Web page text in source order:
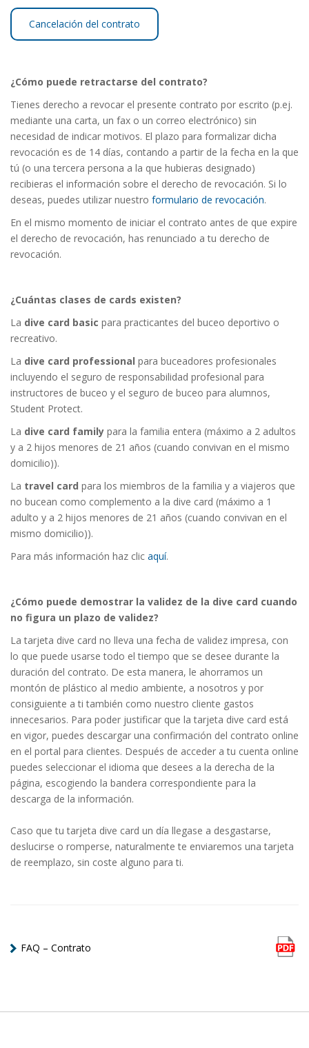
Cancelación del contrato
¿Cómo puede retractarse del contrato?
Tienes derecho a revocar el presente contrato por escrito (p.ej.
mediante una carta, un fax o un correo electrónico) sin
necesidad de indicar motivos. El plazo para formalizar dicha
revocación es de 14 días, contando a partir de la fecha en la que
tú (o una tercera persona a la que hubieras designado)
recibieras el información sobre el derecho de revocación. Si lo
deseas, puedes utilizar nuestro formulario de revocación.
En el mismo momento de iniciar el contrato antes de que expire
el derecho de revocación, has renunciado a tu derecho de
revocación.
¿Cuántas clases de cards existen?
La dive card basic para practicantes del buceo deportivo o
recreativo.
La dive card professional para buceadores profesionales
incluyendo el seguro de responsabilidad profesional para
instructores de buceo y el seguro de buceo para alumnos,
Student Protect.
La dive card family para la familia entera (máximo a 2 adultos
y a 2 hijos menores de 21 años (cuando convivan en el mismo
domicilio)).
La travel card para los miembros de la familia y a viajeros que
no bucean como complemento a la dive card (máximo a 1
adulto y a 2 hijos menores de 21 años (cuando convivan en el
mismo domicilio)).
Para más información haz clic aquí.
¿Cómo puede demostrar la validez de la dive card cuando
no figura un plazo de validez?
La tarjeta dive card no lleva una fecha de validez impresa, con
lo que puede usarse todo el tiempo que se desee durante la
duración del contrato. De esta manera, le ahorramos un
montón de plástico al medio ambiente, a nosotros y por
consiguiente a ti también como nuestro cliente gastos
innecesarios. Para poder justificar que la tarjeta dive card está
en vigor, puedes descargar una confirmación del contrato online
en el portal para clientes. Después de acceder a tu cuenta online
puedes seleccionar el idioma que desees a la derecha de la
página, escogiendo la bandera correspondiente para la
descarga de la información.
Caso que tu tarjeta dive card un día llegase a desgastarse,
deslucirse o romperse, naturalmente te enviaremos una tarjeta
de reemplazo, sin coste alguno para ti.
FAQ – Contrato